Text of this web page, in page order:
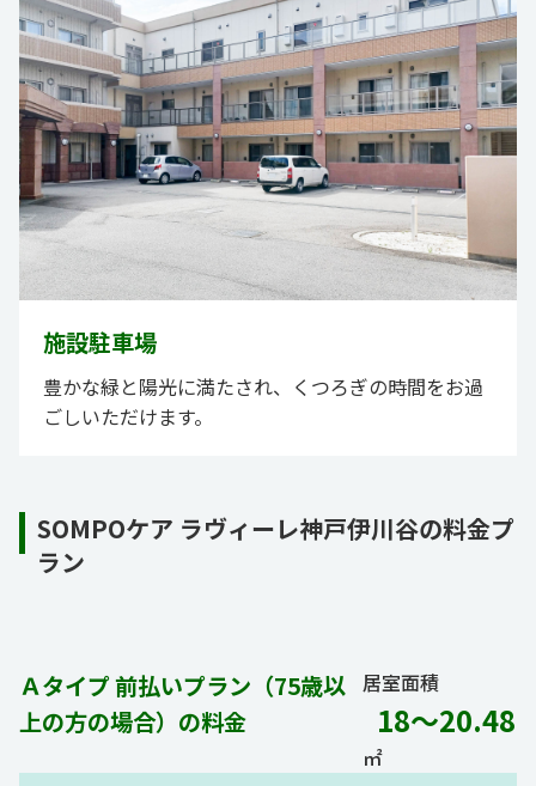
施設駐車場
豊かな緑と陽光に満たされ、くつろぎの時間をお過
ごしいただけます。
SOMPOケア ラヴィーレ神戸伊川谷の料金プ
ラン
Ａタイプ 前払いプラン（75歳以
上の方の場合）の料金
居室面積
18～20.48
㎡